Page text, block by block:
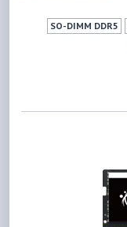
SO-DIMM DDR5